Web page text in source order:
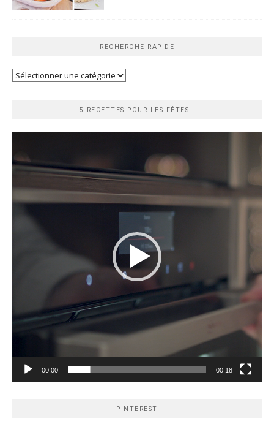
RECHERCHE RAPIDE
Recherche
5 RECETTES POUR LES FÊTES !
00:00 00:18
PINTEREST